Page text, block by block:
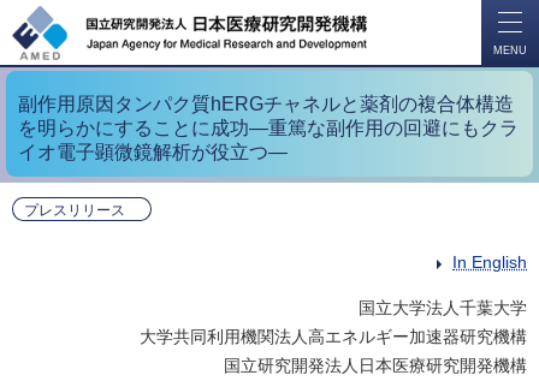
MENU
副作用原因タンパク質hERGチャネルと薬剤の複合体構造
を明らかにすることに成功―重篤な副作用の回避にもクラ
イオ電子顕微鏡解析が役立つ―
プレスリリース
In English
国立大学法人千葉大学
大学共同利用機関法人高エネルギー加速器研究機構
国立研究開発法人日本医療研究開発機構